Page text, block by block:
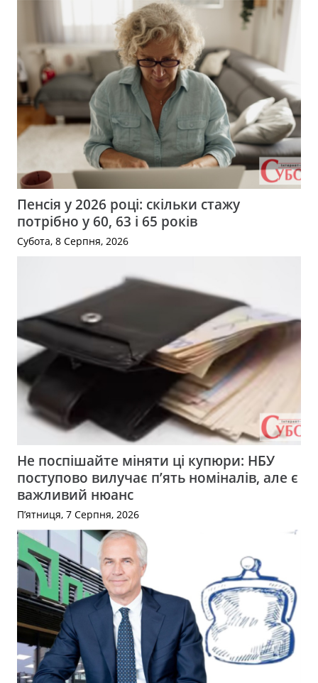
Пенсія у 2026 році: скільки стажу
потрібно у 60, 63 і 65 років
Субота, 8 Серпня, 2026
Не поспішайте міняти ці купюри: НБУ
поступово вилучає п’ять номіналів, але є
важливий нюанс
П’ятниця, 7 Серпня, 2026